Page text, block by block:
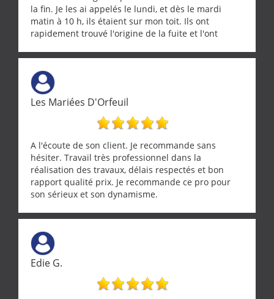
la fin. Je les ai appelés le lundi, et dès le mardi
matin à 10 h, ils étaient sur mon toit. Ils ont
rapidement trouvé l'origine de la fuite et l'ont
Une équipe sérieuse, réactive et compétente. C'est
vraiment rassurant de pouvoir compter sur des
artisans aussi professionnels. Merci encore !
Les Mariées D'Orfeuil
A l'écoute de son client. Je recommande sans
hésiter. Travail très professionnel dans la
réalisation des travaux, délais respectés et bon
rapport qualité prix. Je recommande ce pro pour
son sérieux et son dynamisme.
Edie G.